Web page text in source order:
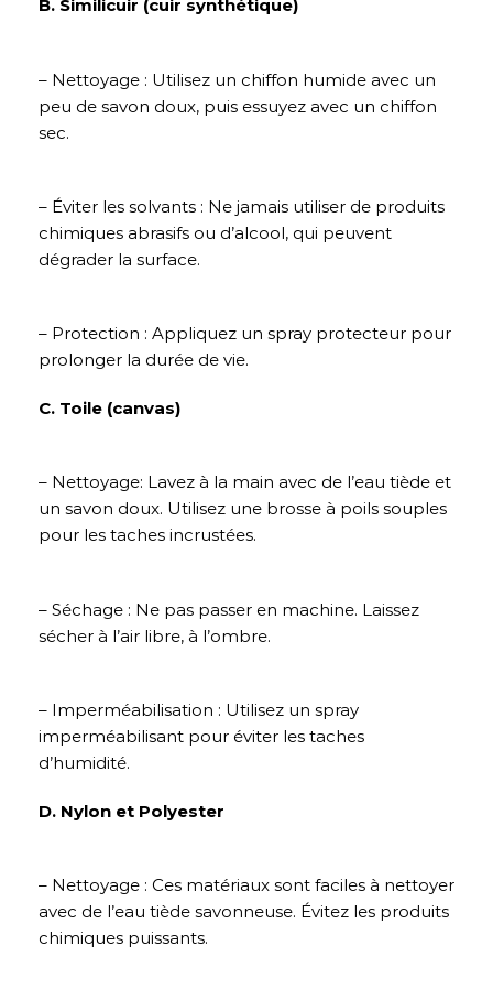
B. Similicuir (cuir synthétique)
– Nettoyage : Utilisez un chiffon humide avec un
peu de savon doux, puis essuyez avec un chiffon
sec.
– Éviter les solvants : Ne jamais utiliser de produits
chimiques abrasifs ou d’alcool, qui peuvent
dégrader la surface.
– Protection : Appliquez un spray protecteur pour
prolonger la durée de vie.
C. Toile (canvas)
– Nettoyage: Lavez à la main avec de l’eau tiède et
un savon doux. Utilisez une brosse à poils souples
pour les taches incrustées.
– Séchage : Ne pas passer en machine. Laissez
sécher à l’air libre, à l’ombre.
– Imperméabilisation : Utilisez un spray
imperméabilisant pour éviter les taches
d’humidité.
D. Nylon et Polyester
– Nettoyage : Ces matériaux sont faciles à nettoyer
avec de l’eau tiède savonneuse. Évitez les produits
chimiques puissants.